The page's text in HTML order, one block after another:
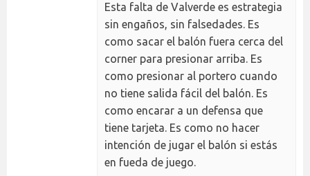
Esta falta de Valverde es estrategia
sin engaños, sin falsedades. Es
como sacar el balón fuera cerca del
corner para presionar arriba. Es
como presionar al portero cuando
no tiene salida fácil del balón. Es
como encarar a un defensa que
tiene tarjeta. Es como no hacer
intención de jugar el balón si estás
en fueda de juego.